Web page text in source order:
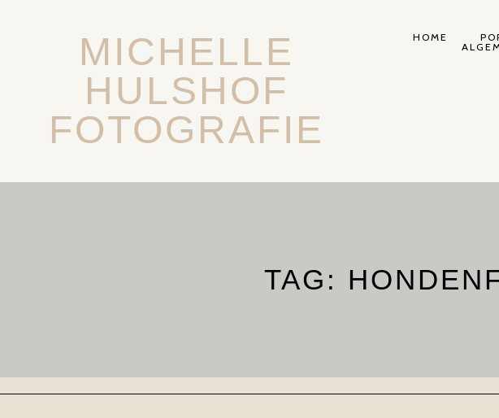
MICHELLE
HULSHOF
FOTOGRAFIE
HOME
TAG: